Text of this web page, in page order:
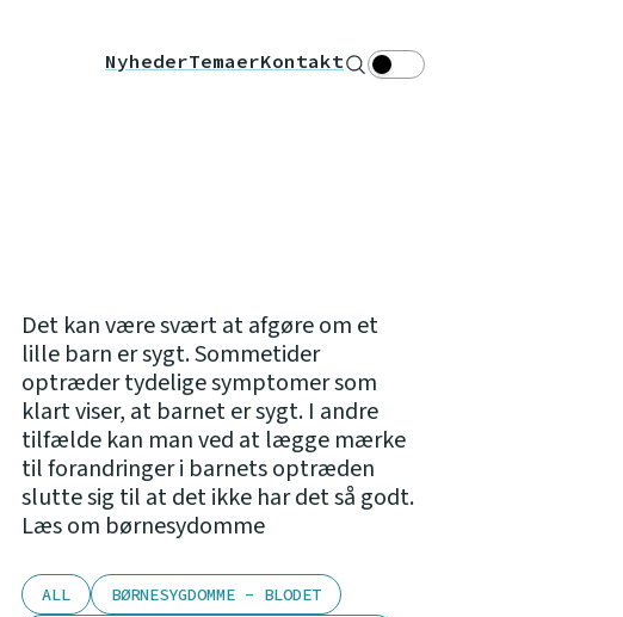
NyhederTemaerKontakt Søg Theme toggle
Det kan være svært at afgøre om et
lille barn er sygt. Sommetider
optræder tydelige symptomer som
klart viser, at barnet er sygt. I andre
tilfælde kan man ved at lægge mærke
til forandringer i barnets optræden
slutte sig til at det ikke har det så godt.
Læs om børnesydomme
ALL
BØRNESYGDOMME - BLODET